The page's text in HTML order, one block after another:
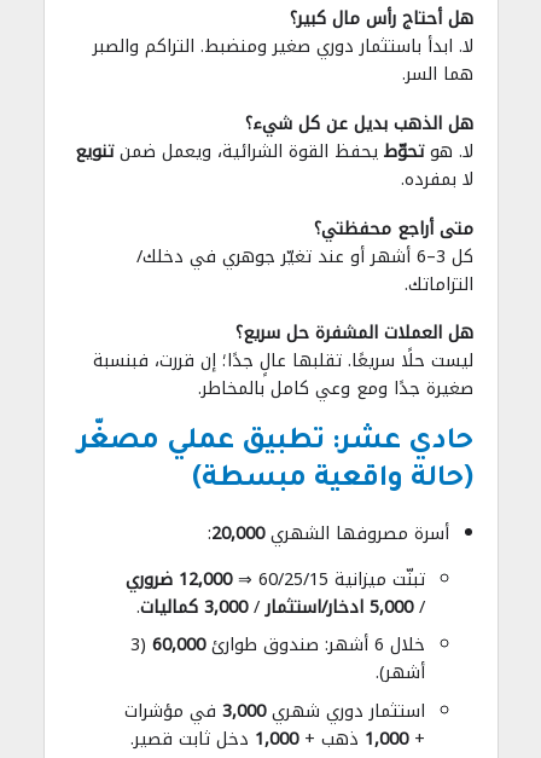
هل أحتاج رأس مال كبير؟
لا. ابدأ باستثمار دوري صغير ومنضبط. التراكم والصبر
هما السر.
هل الذهب بديل عن كل شيء؟
لا. هوتحوّطيحفظ القوة الشرائية، ويعمل ضمنتنويع
لا بمفرده.
متى أراجع محفظتي؟
كل 3–6 أشهر أو عند تغيّر جوهري في دخلك/
التزاماتك.
هل العملات المشفرة حل سريع؟
ليست حلًا سريعًا. تقلبها عالٍ جدًا؛ إن قررت، فبنسبة
صغيرة جدًا ومع وعي كامل بالمخاطر.
حادي عشر: تطبيق عملي مصغّر
(حالة واقعية مبسطة)
أسرة مصروفها الشهري20,000
:
تبنّت ميزانية 60/25/15 ⇒
12,000 ضروري
/5,000 ادخار/استثمار /3,000 كماليات
.
خلال 6 أشهر: صندوق طوارئ
60,000
(3
أشهر).
استثمار دوري شهري3,000 في مؤشرات
+
1,000 ذهب +1,000 دخل ثابت قصير.